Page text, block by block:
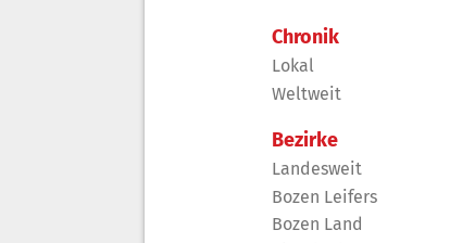
Chronik
Lokal
Weltweit
Bezirke
Landesweit
Bozen Leifers
Bozen Land